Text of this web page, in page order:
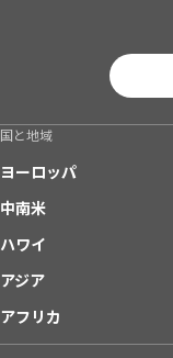
国と地域
ヨーロッパ
中南米
ハワイ
アジア
アフリカ